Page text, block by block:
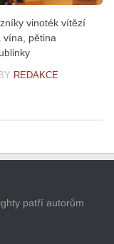
vinoték vítězí
vína, pětina
BY REDAKCE
patří autorům